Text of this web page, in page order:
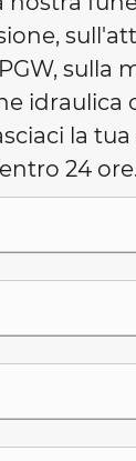
sulla
idraulica
la
24 ore.